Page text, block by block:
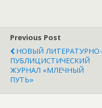
Previous Post
НОВЫЙ ЛИТЕРАТУРНО-
ПУБЛИЦИСТИЧЕСКИЙ
ЖУРНАЛ «МЛЕЧНЫЙ
ПУТЬ»